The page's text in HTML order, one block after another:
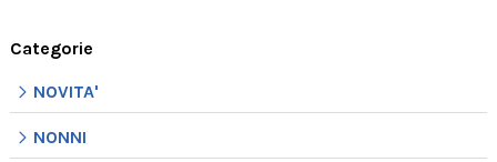
Categorie
NOVITA'
NONNI